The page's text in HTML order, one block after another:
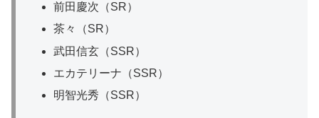
前田慶次（SR）
茶々（SR）
武田信玄（SSR）
エカテリーナ（SSR）
明智光秀（SSR）